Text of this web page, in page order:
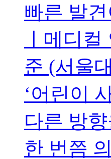
빠른 발
ㅣ메디
준 (서울
‘어린이
다른 방
한 번쯤